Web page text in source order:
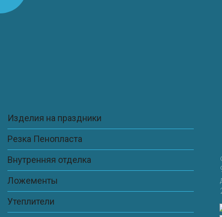
Изделия на праздники
Резка Пенопласта
Внутренняя отделка
Ложементы
Утеплители